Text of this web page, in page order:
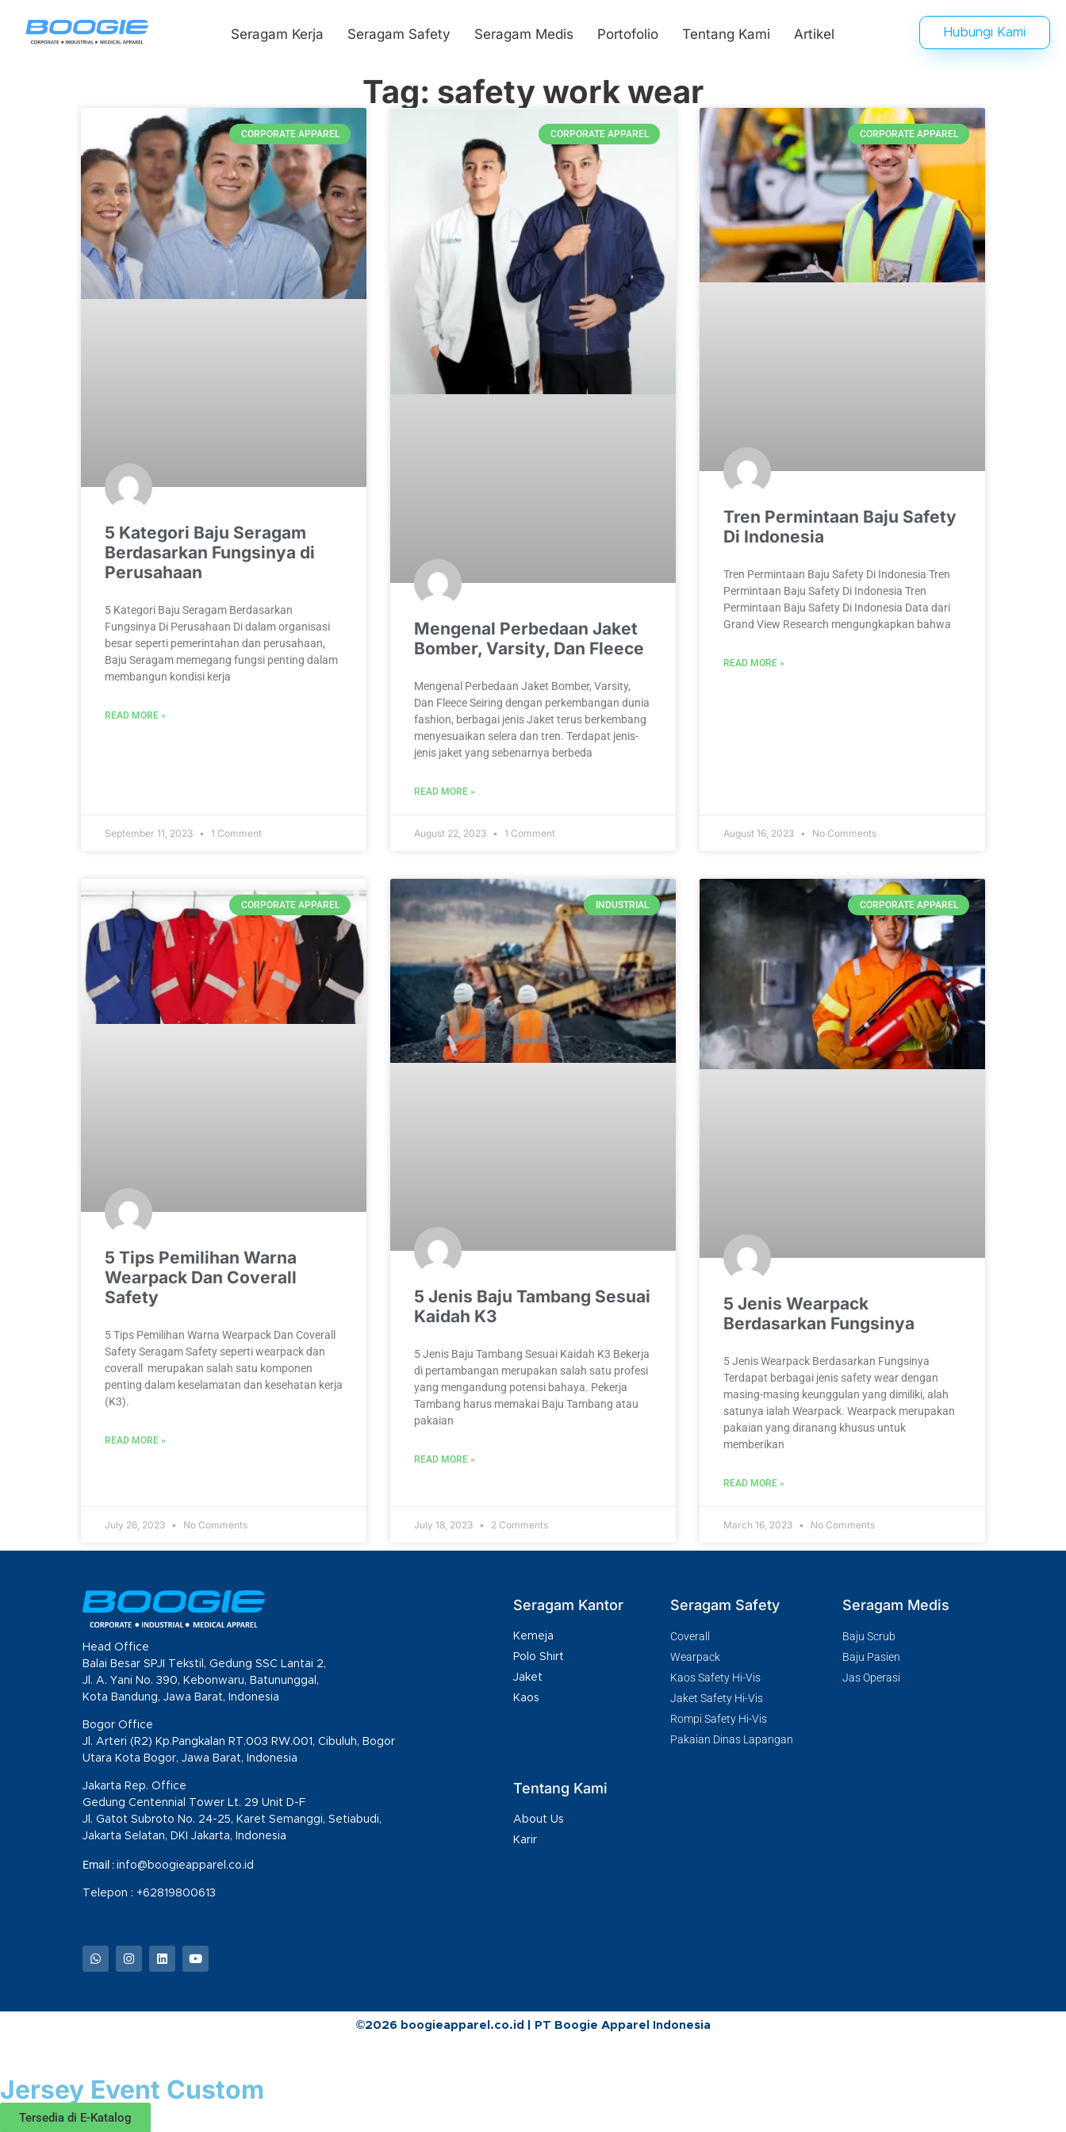
Seragam Kerja Seragam Safety Seragam Medis Portofolio Tentang Kami Artikel Hubungi Kami
Tag: safety work wear
CORPORATE APPAREL
5 Kategori Baju Seragam
Berdasarkan Fungsinya di
Perusahaan
5 Kategori Baju Seragam Berdasarkan
Fungsinya Di Perusahaan Di dalam organisasi
besar seperti pemerintahan dan perusahaan,
Baju Seragam memegang fungsi penting dalam
membangun kondisi kerja
READ MORE »
September 11, 2023 1 Comment
CORPORATE APPAREL
Mengenal Perbedaan Jaket
Bomber, Varsity, Dan Fleece
Mengenal Perbedaan Jaket Bomber, Varsity,
Dan Fleece Seiring dengan perkembangan dunia
fashion, berbagai jenis Jaket terus berkembang
menyesuaikan selera dan tren. Terdapat jenis-
jenis jaket yang sebenarnya berbeda
READ MORE »
August 22, 2023 1 Comment
CORPORATE APPAREL
Tren Permintaan Baju Safety
Di Indonesia
Tren Permintaan Baju Safety Di Indonesia Tren
Permintaan Baju Safety Di Indonesia Tren
Permintaan Baju Safety Di Indonesia Data dari
Grand View Research mengungkapkan bahwa
READ MORE »
August 16, 2023 No Comments
CORPORATE APPAREL
5 Tips Pemilihan Warna
Wearpack Dan Coverall
Safety
5 Tips Pemilihan Warna Wearpack Dan Coverall
Safety Seragam Safety seperti wearpack dan
coverall merupakan salah satu komponen
penting dalam keselamatan dan kesehatan kerja
(K3).
READ MORE »
July 26, 2023 No Comments
INDUSTRIAL
5 Jenis Baju Tambang Sesuai
Kaidah K3
5 Jenis Baju Tambang Sesuai Kaidah K3 Bekerja
di pertambangan merupakan salah satu profesi
yang mengandung potensi bahaya. Pekerja
Tambang harus memakai Baju Tambang atau
pakaian
READ MORE »
July 18, 2023 2 Comments
CORPORATE APPAREL
5 Jenis Wearpack
Berdasarkan Fungsinya
5 Jenis Wearpack Berdasarkan Fungsinya
Terdapat berbagai jenis safety wear dengan
masing-masing keunggulan yang dimiliki, alah
satunya ialah Wearpack. Wearpack merupakan
pakaian yang diranang khusus untuk
memberikan
READ MORE »
March 16, 2023 No Comments
Head Office
Balai Besar SPJI Tekstil, Gedung SSC Lantai 2,
Jl. A. Yani No. 390, Kebonwaru, Batununggal,
Kota Bandung, Jawa Barat, Indonesia
Bogor Office
Jl. Arteri (R2) Kp.Pangkalan RT.003 RW.001, Cibuluh, Bogor
Utara Kota Bogor, Jawa Barat, Indonesia
Jakarta Rep. Office
Gedung Centennial Tower Lt. 29 Unit D-F
Jl. Gatot Subroto No. 24-25, Karet Semanggi, Setiabudi,
Jakarta Selatan, DKI Jakarta, Indonesia
Email : info@boogieapparel.co.id
Telepon : +62819800613
Seragam Kantor
Kemeja
Polo Shirt
Jaket
Kaos
Tentang Kami
About Us
Karir
Seragam Safety
Coverall
Wearpack
Kaos Safety Hi-Vis
Jaket Safety Hi-Vis
Rompi Safety Hi-Vis
Pakaian Dinas Lapangan
Seragam Medis
Baju Scrub
Baju Pasien
Jas Operasi
©2026 boogieapparel.co.id | PT Boogie Apparel Indonesia
Jersey Event Custom
Tersedia di E-Katalog